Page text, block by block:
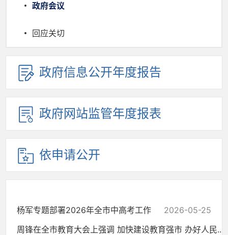
政府会议
回应关切
政府信息公开年度报告
政府网站监管年度报表
依申请公开
杨军专题部署2026年全市中高考工作
2026-05-25
周锋在全市教育大会上强调 加快建设教育强市 办好人民...